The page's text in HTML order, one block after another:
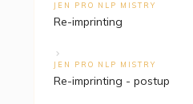
JEN PRO NLP MISTRY
Re-imprinting
JEN PRO NLP MISTRY
Re-imprinting - postup